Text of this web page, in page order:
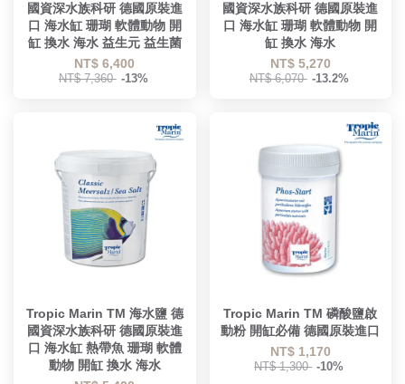
國資深水族科研 德國原裝進
口 海水缸 珊瑚 軟體動物 開
缸 換水 海水 益生元 益生菌
NT$ 6,400
NT$ 7,360 -13%
國資深水族科研 德國原裝進
口 海水缸 珊瑚 軟體動物 開
缸 換水 海水
NT$ 5,270
NT$ 6,070 -13.2%
Tropic Marin TM 海水鹽 德
國資深水族科研 德國原裝進
口 海水缸 熱帶魚 珊瑚 軟體
動物 開缸 換水 海水
Tropic Marin TM 磷酸鹽啟
動粉 開缸必備 德國原裝進口
NT$ 1,170
NT$ 1,300 -10%